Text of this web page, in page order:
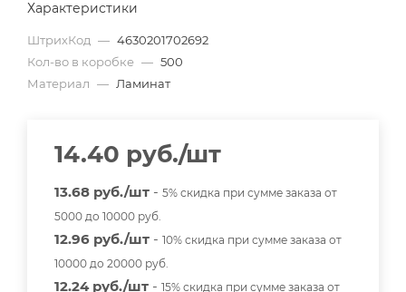
Характеристики
ШтрихКод — 4630201702692
Кол-во в коробке — 500
Материал — Ламинат
14.40 руб./шт
13.68 руб./шт - 5% скидка при сумме заказа от
5000 до 10000 руб.
12.96 руб./шт - 10% скидка при сумме заказа от
10000 до 20000 руб.
12.24 руб./шт - 15% скидка при сумме заказа от